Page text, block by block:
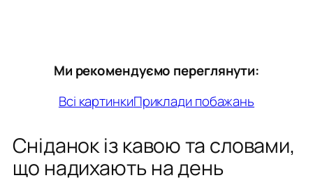
Ми рекомендуємо переглянути:
Всі картинкиПриклади побажань
Сніданок із кавою та словами,
що надихають на день